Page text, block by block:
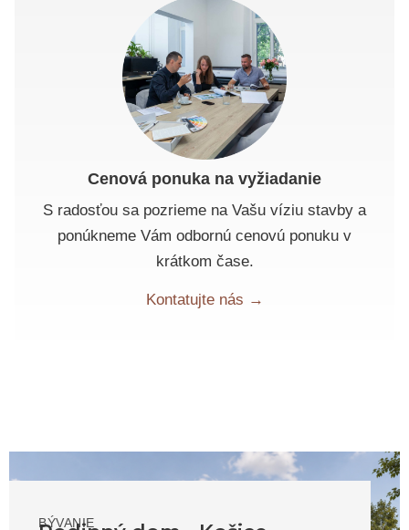
Cenová ponuka na vyžiadanie
S radosťou sa pozrieme na Vašu víziu stavby a
ponúkneme Vám odbornú cenovú ponuku v
krátkom čase.
Kontatujte nás →
BÝVANIE